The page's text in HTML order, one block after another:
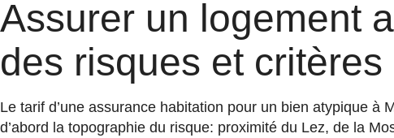
Assurer un logement
des risques et critères
Le tarif d’une assurance habitation pour un bien atypique à
d’abord la topographie du risque: proximité du Lez, de la